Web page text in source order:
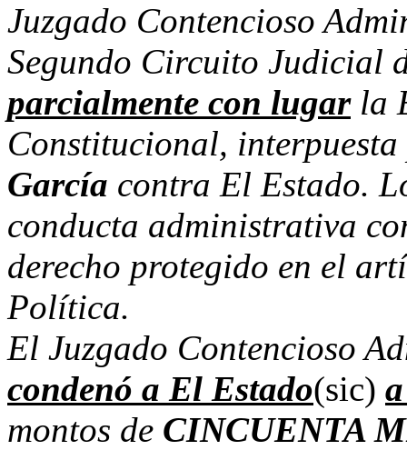
Juzgado Contencioso
Segundo Circuito Judicial
parcialmente con lugarla
Constitucional,
García contra El Estado.
conducta administrativa
derecho protegido en el
Política.
El Juzgado Contencioso
condenó a El Estado(sic)
montos de CINCUENTA